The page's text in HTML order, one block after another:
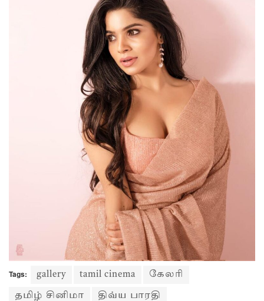
Tags: gallery tamil cinema கேலரி
தமிழ் சினிமா திவ்ய பாரதி